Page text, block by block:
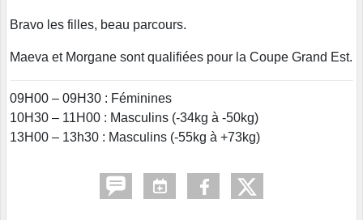
Bravo les filles, beau parcours.
Maeva et Morgane sont qualifiées pour la Coupe Grand Est.
09H00 – 09H30 : Féminines
10H30 – 11H00 : Masculins (-34kg à -50kg)
13H00 – 13h30 : Masculins (-55kg à +73kg)